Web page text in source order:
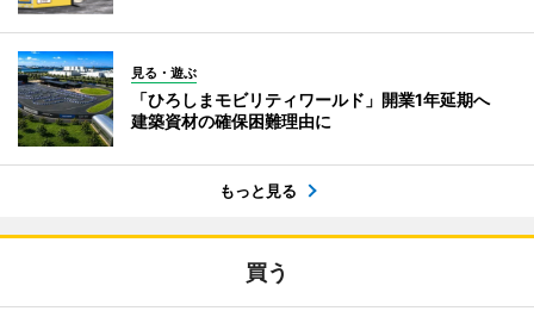
見る・遊ぶ
「ひろしまモビリティワールド」開業1年延期へ
建築資材の確保困難理由に
もっと見る
買う